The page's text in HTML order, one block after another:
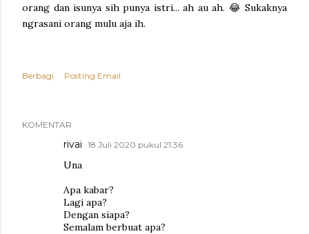
orang dan isunya sih punya istri... ah au ah. 😂 Sukaknya
ngrasani orang mulu aja ih.
Berbagi Posting Email
KOMENTAR
rivai 18 Juli 2020 pukul 21.36
Una
Apa kabar?
Lagi apa?
Dengan siapa?
Semalam berbuat apa?